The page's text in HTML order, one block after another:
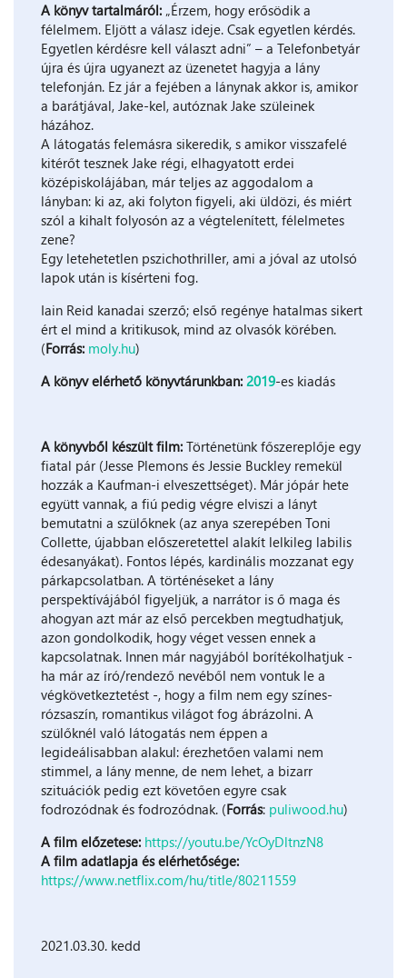
A könyv tartalmáról: „Érzem, hogy erősödik a
félelmem. Eljött a válasz ideje. Csak egyetlen kérdés.
Egyetlen kérdésre kell választ adni” – a Telefonbetyár
újra és újra ugyanezt az üzenetet hagyja a lány
telefonján. Ez jár a fejében a lánynak akkor is, amikor
a barátjával, Jake-kel, autóznak Jake szüleinek
házához.
A látogatás felemásra sikeredik, s amikor visszafelé
kitérőt tesznek Jake régi, elhagyatott erdei
középiskolájában, már teljes az aggodalom a
lányban: ki az, aki folyton figyeli, aki üldözi, és miért
szól a kihalt folyosón az a végtelenített, félelmetes
zene?
Egy letehetetlen pszichothriller, ami a jóval az utolsó
lapok után is kísérteni fog.
Iain Reid kanadai szerző; első regénye hatalmas sikert
ért el mind a kritikusok, mind az olvasók körében.
(Forrás: moly.hu)
A könyv elérhető könyvtárunkban: 2019-es kiadás
A könyvből készült film: Történetünk főszereplője egy
fiatal pár (Jesse Plemons és Jessie Buckley remekül
hozzák a Kaufman-i elveszettséget). Már jópár hete
együtt vannak, a fiú pedig végre elviszi a lányt
bemutatni a szülőknek (az anya szerepében Toni
Collette, újabban előszeretettel alakít lelkileg labilis
édesanyákat). Fontos lépés, kardinális mozzanat egy
párkapcsolatban. A történéseket a lány
perspektívájából figyeljük, a narrátor is ő maga és
ahogyan azt már az első percekben megtudhatjuk,
azon gondolkodik, hogy véget vessen ennek a
kapcsolatnak. Innen már nagyjából borítékolhatjuk -
ha már az író/rendező nevéből nem vontuk le a
végkövetkeztetést -, hogy a film nem egy színes-
rózsaszín, romantikus világot fog ábrázolni. A
szülőknél való látogatás nem éppen a
legideálisabban alakul: érezhetően valami nem
stimmel, a lány menne, de nem lehet, a bizarr
szituációk pedig ezt követően egyre csak
fodrozódnak és fodrozódnak. (Forrás: puliwood.hu)
A film előzetese: https://youtu.be/YcOyDltnzN8
A film adatlapja és elérhetősége:
https://www.netflix.com/hu/title/80211559
2021.03.30. kedd